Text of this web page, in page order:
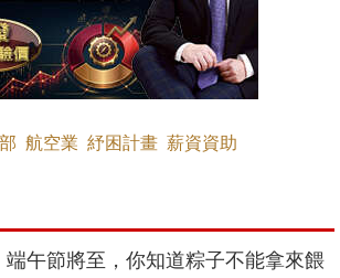
航空業 紓困計畫 薪資資助
端午節將至，你知道粽子不能拿來餵